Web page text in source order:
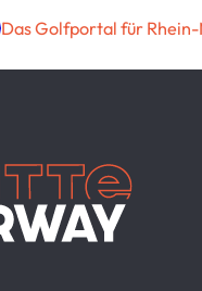
Das Golfportal für